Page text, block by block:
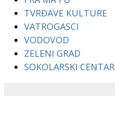
TVRĐAVE KULTURE
VATROGASCI
VODOVOD
ZELENI GRAD
SOKOLARSKI CENTAR